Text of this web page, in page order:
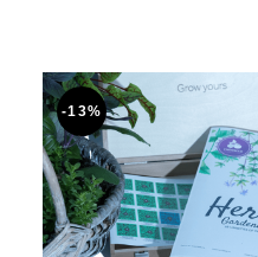
-13%